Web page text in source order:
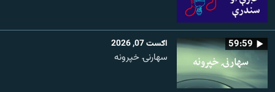
59:59 اګست 07, 2026
سهارنۍ خپرونه